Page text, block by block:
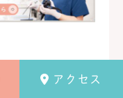
アクセス